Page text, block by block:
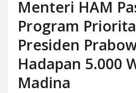
Menteri HAM
Program
Presiden
Hadapan 5.000
Madina